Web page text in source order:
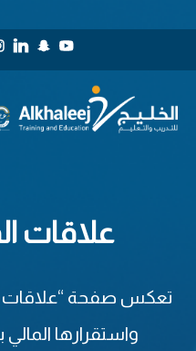
علاقات
تعكس صفحة “علاقات
واستقرارها